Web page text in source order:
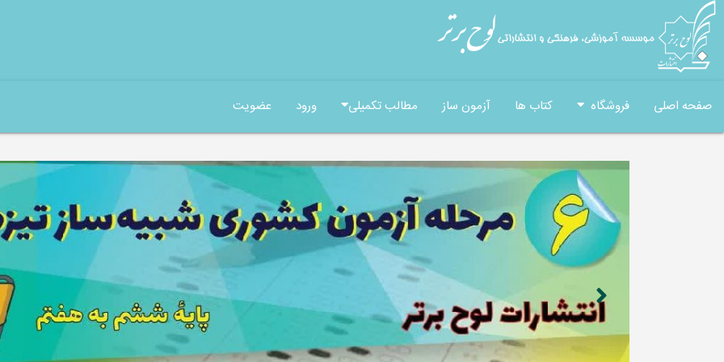
صفحه اصلی فروشگاه کتاب ها آزمون ساز مطالب تکمیلی ورود عضویت